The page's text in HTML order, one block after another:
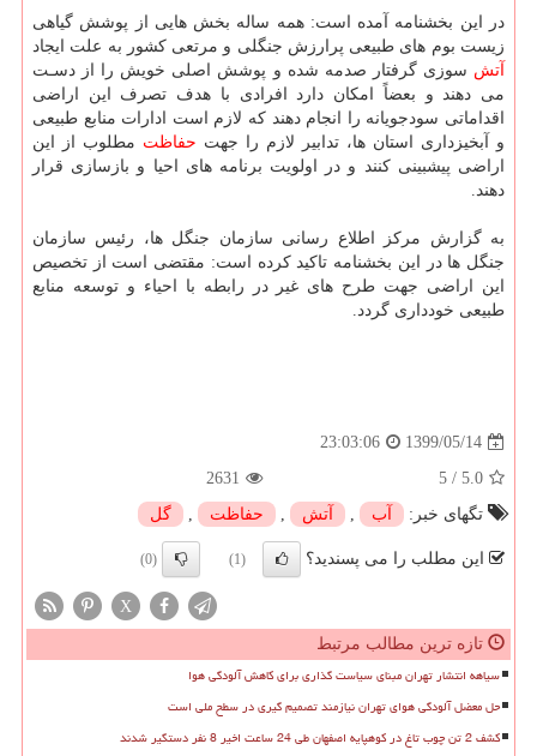
در این بخشنامه آمده است: همه ساله بخش هایی از پوشش گیاهی
زیست بوم های طبیعی پرارزش جنگلی و مرتعی کشور به علت ایجاد
آتش سوزی گرفتار صدمه شده و پوشش اصلی خویش را از دسـت
می دهند و بعضاً امکان دارد افرادی با هدف تصرف این اراضی
اقداماتی سودجویانه را انجام دهند که لازم است ادارات منابع طبیعی
و آبخیزداری استان ها، تدابیر لازم را جهت حفاظت مطلوب از این
اراضی پیشبینی کنند و در اولویت برنامه های احیا و بازسازی قرار
دهند.
به گزارش مرکز اطلاع رسانی سازمان جنگل ها، رئیس سازمان
جنگل ها در این بخشنامه تاکید کرده است: مقتضی است از تخصیص
این اراضی جهت طرح های غیر در رابطه با احیاء و توسعه منابع
طبیعی خودداری گردد.
1399/05/14
23:03:06
5.0
/
5
2631
تگهای خبر:
آب , آتش , حفاظت , گل
این مطلب را می پسندید؟ (1)
(0)
X
تازه ترین مطالب مرتبط
سیاهه انتشار تهران مبنای سیاست گذاری برای کاهش آلودگی هوا
حل معضل آلودگی هوای تهران نیازمند تصمیم گیری در سطح ملی است
کشف 2 تن چوب تاغ در کوهپایه اصفهان طی 24 ساعت اخیر 8 نفر دستگیر شدند